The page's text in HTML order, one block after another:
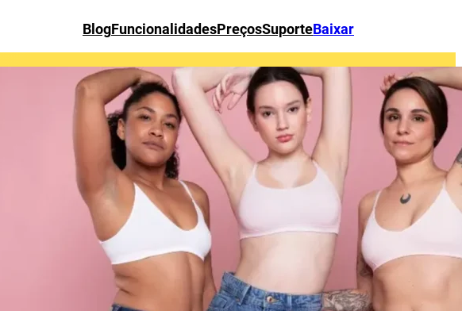
BlogFuncionalidadesPreçosSuporteBaixar